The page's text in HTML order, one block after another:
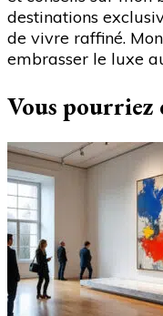
destinations
de vivre raffiné.
embrasser le luxe
Vous pourriez